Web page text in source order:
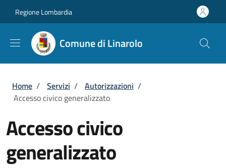
Regione Lombardia
Comune di Linarolo
Briciole di pane
Home / Servizi / Autorizzazioni /
Accesso civico generalizzato
Accesso civico
generalizzato